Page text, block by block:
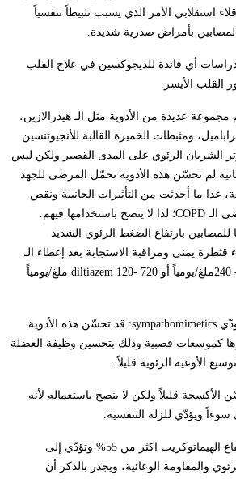
استقلابي الأمر الذي يسبب تثبيطاً تنفسياً
بأمراض صدرية شديدة.
أي فائدة للديجوكسين في علاج القلب
القلب الأيسر.
عديدة من الأدوية مثل الـ هيدرالازين،
ومثبطات الخميرة القالبة للأنجيوتنسين
الشريان الرئوي على المدى القصير ولكن ليس
لم تحسّن هذه الأدوية تحمّل المرضى للجهد
عدا ما أحدثت من التأثيرات الجانبية ونقص
الـ COPD؛ لذا لا ينصح باستخدامها فيهم.
بارتفاع الضغط الرئوي الشديد
يمنى ومراقبة الاستجابة بعد إعطاء الـ
diltiazem 120- 720 ملغ/يومياً
sympathomimetics: قد تحسّن هذه الأدوية
كموسعات قصبية وذلك بتحسين وظيفة العضلة
الأوعية الرئوية قليلاً.
الأكسجة قليلاً ولكن لا ينصح باستعماله لأنه
سوءاً ويؤدّي للزلة التنفسية.
- الفصادة: تُجرى حين ارتفاع الهيماتوكريت اكثر من 55% وتؤدّي إلى
والمقاومة الوعائية، ويجدر بالذكر أن